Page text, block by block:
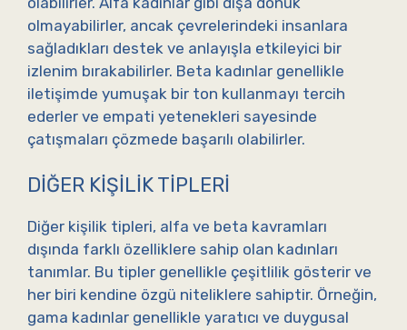
olmayabilirler, ancak çevrelerindeki insanlara
sağladıkları destek ve anlayışla etkileyici bir
izlenim bırakabilirler. Beta kadınlar genellikle
iletişimde yumuşak bir ton kullanmayı tercih
ederler ve empati yetenekleri sayesinde
çatışmaları çözmede başarılı olabilirler.
DIĞER KIŞILIK TIPLERI
Diğer kişilik tipleri, alfa ve beta kavramları
dışında farklı özelliklere sahip olan kadınları
tanımlar. Bu tipler genellikle çeşitlilik gösterir ve
her biri kendine özgü niteliklere sahiptir. Örneğin,
gama kadınlar genellikle yaratıcı ve duygusal